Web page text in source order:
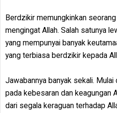
Berdzikir memungkinkan
mengingat Allah. Salah satunya
yang mempunyai banyak
yang terbiasa berdzikir kepada
Jawabannya banyak sekali.
pada kebesaran dan keagungan
dari segala keraguan terhadap